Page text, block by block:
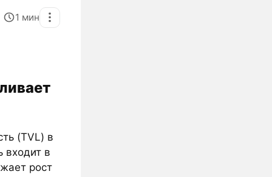
1 мин
(TVL) в
входит в
рост